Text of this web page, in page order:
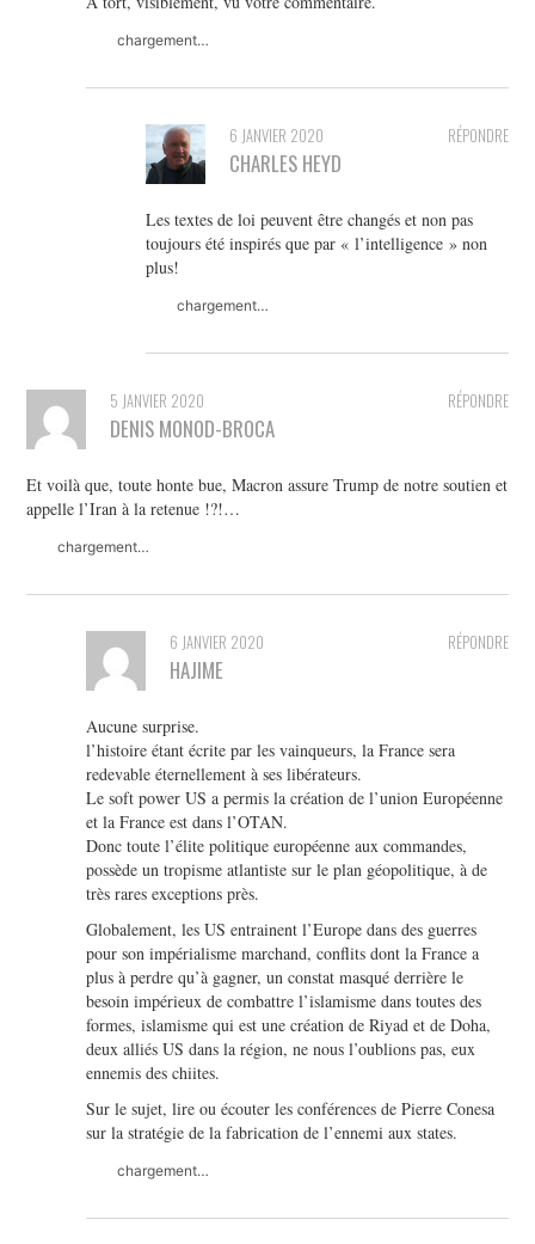
chargement…
RÉPONDRE
6 JANVIER 2020
CHARLES HEYD
Les textes de loi peuvent être changés et non pas
toujours été inspirés que par « l’intelligence » non
plus!
chargement…
RÉPONDRE
5 JANVIER 2020
DENIS MONOD-BROCA
Et voilà que, toute honte bue, Macron assure Trump de notre soutien et
appelle l’Iran à la retenue !?!…
chargement…
RÉPONDRE
6 JANVIER 2020
HAJIME
Aucune surprise.
l’histoire étant écrite par les vainqueurs, la France sera
redevable éternellement à ses libérateurs.
Le soft power US a permis la création de l’union Européenne
et la France est dans l’OTAN.
Donc toute l’élite politique européenne aux commandes,
possède un tropisme atlantiste sur le plan géopolitique, à de
très rares exceptions près.
Globalement, les US entrainent l’Europe dans des guerres
pour son impérialisme marchand, conflits dont la France a
plus à perdre qu’à gagner, un constat masqué derrière le
besoin impérieux de combattre l’islamisme dans toutes des
formes, islamisme qui est une création de Riyad et de Doha,
deux alliés US dans la région, ne nous l’oublions pas, eux
ennemis des chiites.
Sur le sujet, lire ou écouter les conférences de Pierre Conesa
sur la stratégie de la fabrication de l’ennemi aux states.
chargement…